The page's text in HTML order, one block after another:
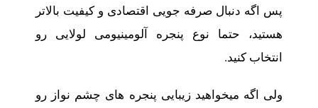
پس اگه دنبال صرفه جویی اقتصادی و کیفیت بالاتر
هستید، حتما نوع پنجره آلومینیومی لولایی رو
انتخاب کنید.
ولی اگه میخواهید زیبایی پنجره های چشم نواز رو